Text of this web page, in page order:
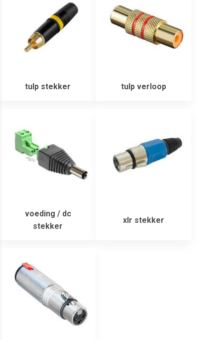
tulp stekker tulp verloop
voeding / dc
stekker
xlr stekker